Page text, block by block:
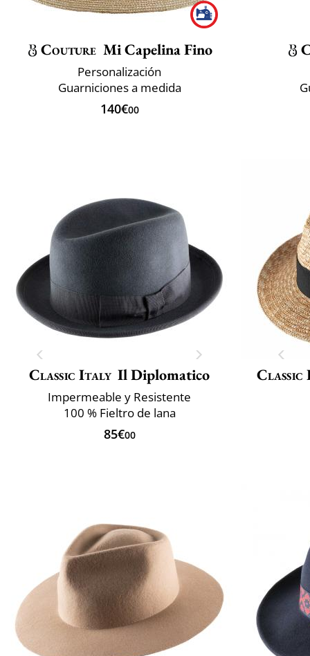
Couture Mi Capelina Fino
Personalización
Guarniciones a medida
140€00
Classic Italy Il Diplomatico
Impermeable y Resistente
100 % Fieltro de lana
85€00